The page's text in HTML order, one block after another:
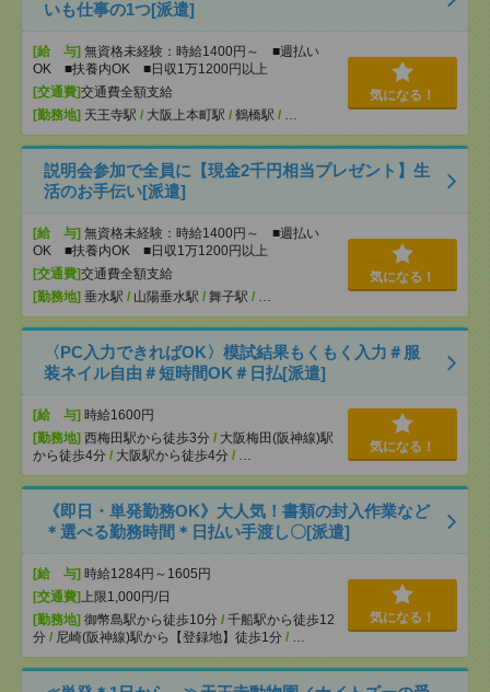
いも仕事の1つ[派遣]
[給 与] 無資格未経験：時給1400円～ ■週払い
OK ■扶養内OK ■日収1万1200円以上
[交通費]交通費全額支給
[勤務地] 天王寺駅 / 大阪上本町駅 / 鶴橋駅 / …
気になる！
説明会参加で全員に【現金2千円相当プレゼント】生
活のお手伝い[派遣]
[給 与] 無資格未経験：時給1400円～ ■週払い
OK ■扶養内OK ■日収1万1200円以上
[交通費]交通費全額支給
[勤務地] 垂水駅 / 山陽垂水駅 / 舞子駅 / …
気になる！
〈PC入力できればOK〉模試結果もくもく入力＃服
装ネイル自由＃短時間OK＃日払[派遣]
[給 与] 時給1600円
[勤務地] 西梅田駅から徒歩3分 / 大阪梅田(阪神線)駅
から徒歩4分 / 大阪駅から徒歩4分 / …
気になる！
《即日・単発勤務OK》大人気！書類の封入作業など
＊選べる勤務時間＊日払い手渡し〇[派遣]
[給 与] 時給1284円～1605円
[交通費] 上限1,000円/日
[勤務地] 御幣島駅から徒歩10分 / 千船駅から徒歩12
分 / 尼崎(阪神線)駅から【登録地】徒歩1分 / …
気になる！